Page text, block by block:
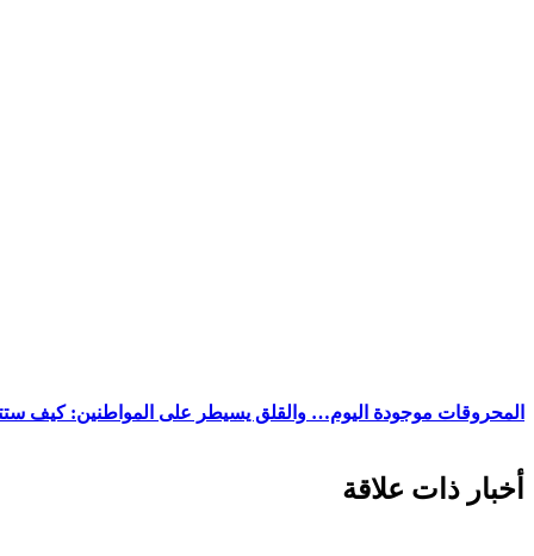
المحروقات موجودة اليوم… والقلق يسيطر على المواطنين: كيف
أخبار ذات علاقة